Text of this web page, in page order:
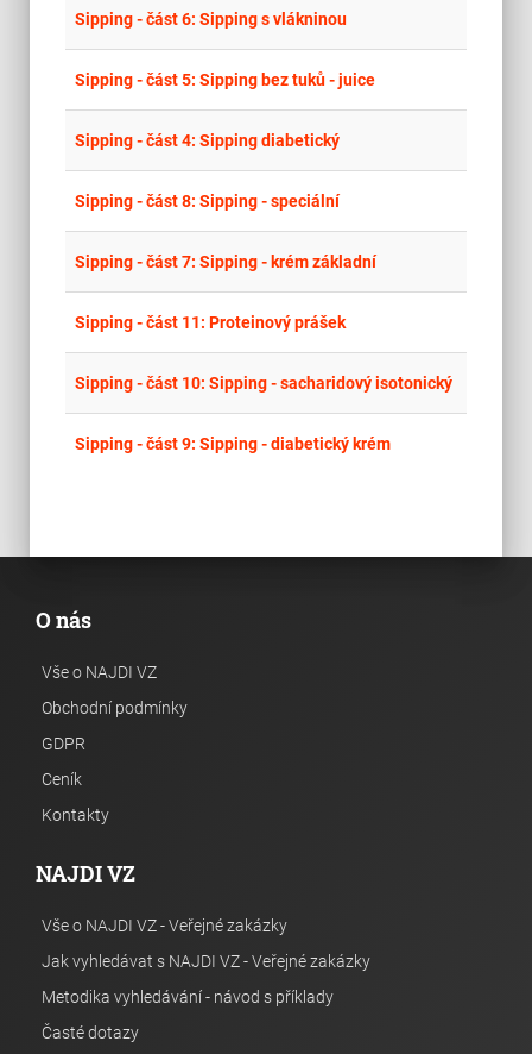
Sipping - část 6: Sipping s vlákninou
Sipping - část 5: Sipping bez tuků - juice
Sipping - část 4: Sipping diabetický
Sipping - část 8: Sipping - speciální
Sipping - část 7: Sipping - krém základní
Sipping - část 11: Proteinový prášek
Sipping - část 10: Sipping - sacharidový isotonický
Sipping - část 9: Sipping - diabetický krém
O nás
Vše o NAJDI VZ
Obchodní podmínky
GDPR
Ceník
Kontakty
NAJDI VZ
Vše o NAJDI VZ - Veřejné zakázky
Jak vyhledávat s NAJDI VZ - Veřejné zakázky
Metodika vyhledávání - návod s příklady
Časté dotazy